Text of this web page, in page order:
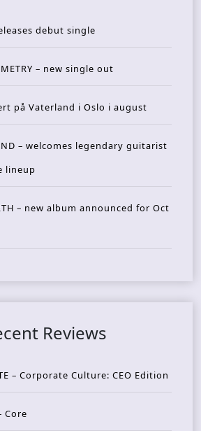
debut single
– new single out
på Vaterland i Oslo i august
– welcomes legendary guitarist
lineup
– new album announced for Oct
Reviews
– Corporate Culture: CEO Edition
Core